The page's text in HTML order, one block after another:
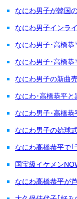
なにわ男子が韓国
なにわ男子インラ
なにわ男子･高橋恭
なにわ男子･高橋恭
なにわ男子の新曲
なにわ･高橋恭平
なにわ男子･高橋
なにわ男子の始球
なにわ高橋恭平で
国宝級イケメン
なにわ高橋恭平が